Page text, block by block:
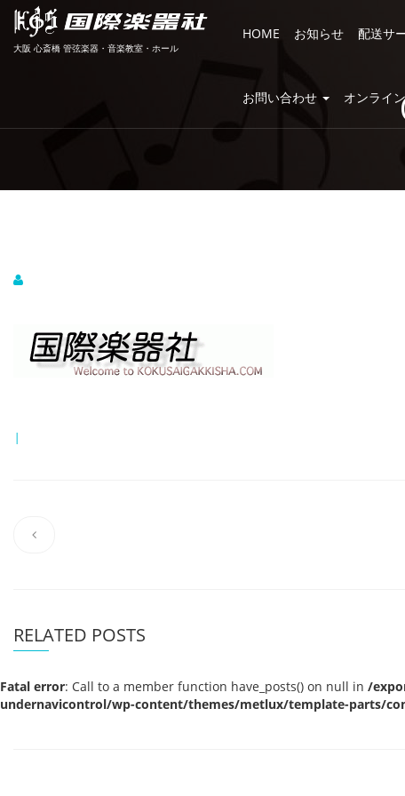
大阪 心斎橋 管弦楽器・音楽教室・ホール
HOME お知らせ 配送サ
お問い合わせ オンライ
|
RELATED POSTS
Fatal error: Call to a member function have_posts() on null in /
undernavicontrol/wp-content/themes/metlux/template-parts/